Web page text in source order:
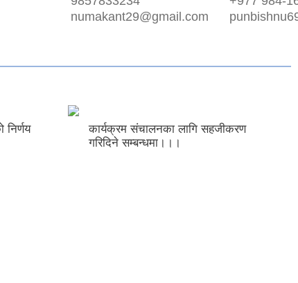
numakant29@gmail.com
निर्णय
कार्यक्रम संचालनका लागि सहजीकरण
गरिदिने सम्बन्धमा।।।